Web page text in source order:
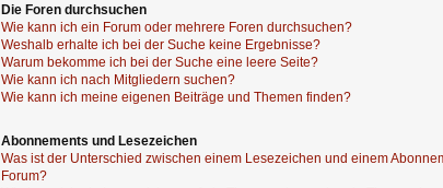
Die Foren durchsuchen
Wie kann ich ein Forum oder mehrere Foren durchsuchen?
Weshalb erhalte ich bei der Suche keine Ergebnisse?
Warum bekomme ich bei der Suche eine leere Seite?
Wie kann ich nach Mitgliedern suchen?
Wie kann ich meine eigenen Beiträge und Themen finden?
Abonnements und Lesezeichen
Was ist der Unterschied zwischen einem Lesezeichen und einem
Forum?